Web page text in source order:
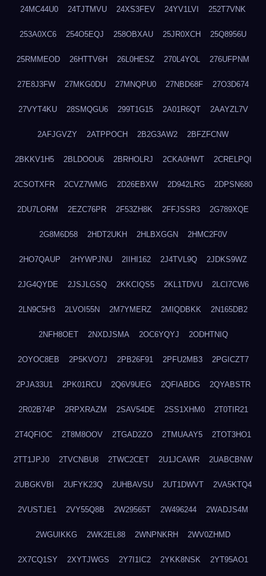
24MC44U0 24TJTMVU 24XS3FEV 24YV1LVI 252T7VNK
253A0XC6 254O5EQJ 258OBXAU 25JR0XCH 25Q8956U
25RMMEOD 26HTTV6H 26L0HESZ 270L4YOL 276UFPNM
27E8J3FW 27MKG0DU 27MNQPU0 27NBD68F 27O3D674
27VYT4KU 28SMQGU6 299T1G15 2A01R6QT 2AAYZL7V
2AFJGVZY 2ATPPOCH 2B2G3AW2 2BFZFCNW
2BKKV1H5 2BLDOOU6 2BRHOLRJ 2CKA0HWT 2CRELPQI
2CSOTXFR 2CVZ7WMG 2D26EBXW 2D942LRG 2DPSN680
2DU7LORM 2EZC76PR 2F53ZH8K 2FFJSSR3 2G789XQE
2G8M6D58 2HDT2UKH 2HLBXGGN 2HMC2F0V
2HO7QAUP 2HYWPJNU 2IIHI162 2J4TVL9Q 2JDKS9WZ
2JG4QYDE 2JSJLGSQ 2KKCIQS5 2KL1TDVU 2LCI7CW6
2LN9C5H3 2LVOI55N 2M7YMERZ 2MIQDBKK 2N165DB2
2NFH8OET 2NXDJSMA 2OC6YQYJ 2ODHTNIQ
2OYOC8EB 2P5KVO7J 2PB26F91 2PFU2MB3 2PGICZT7
2PJA33U1 2PK01RCU 2Q6V9UEG 2QFIABDG 2QYABSTR
2R02B74P 2RPXRAZM 2SAV54DE 2SS1XHM0 2T0TIR21
2T4QFIOC 2T8M8OOV 2TGAD2ZO 2TMUAAY5 2TOT3HO1
2TT1JPJ0 2TVCNBU8 2TWC2CET 2U1JCAWR 2UABCBNW
2UBGKVBI 2UFYK23Q 2UHBAVSU 2UT1DWVT 2VA5KTQ4
2VUSTJE1 2VY55Q8B 2W29565T 2W496244 2WADJS4M
2WGUIKKG 2WK2EL88 2WNPNKRH 2WV0ZHMD
2X7CQ1SY 2XYTJWGS 2Y7I1IC2 2YKK8NSK 2YT95AO1